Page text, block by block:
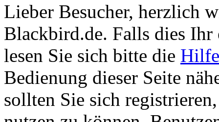
Lieber Besucher, herzlich
Blackbird.de. Falls dies Ihr
lesen Sie sich bitte die Hilfe
Bedienung dieser Seite
sollten Sie sich